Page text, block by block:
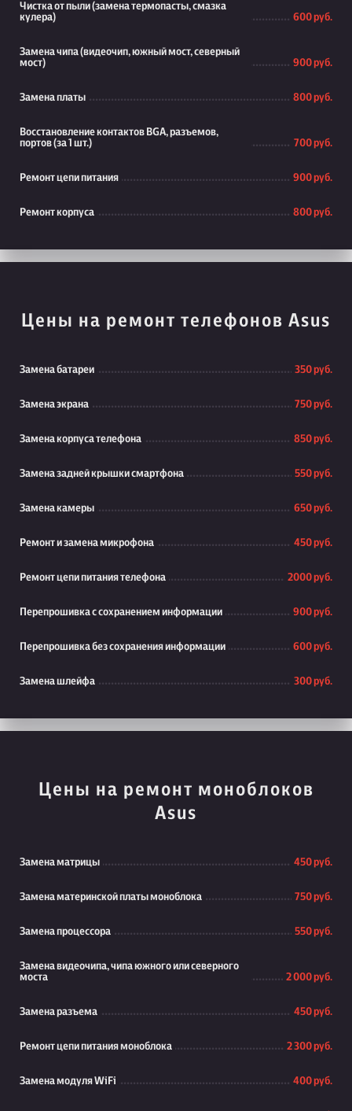
Чистка от пыли (замена термопасты, смазка
кулера)
600 руб.
Замена чипа (видеочип, южный мост, северный
мост)
900 руб.
Замена платы 800 руб.
Восстановление контактов BGA, разъемов,
портов (за 1 шт.)
700 руб.
Ремонт цепи питания 900 руб.
Ремонт корпуса 800 руб.
Цены на ремонт телефонов Asus
Замена батареи 350 руб.
Замена экрана 750 руб.
Замена корпуса телефона 850 руб.
Замена задней крышки смартфона 550 руб.
Замена камеры 650 руб.
Ремонт и замена микрофона 450 руб.
Ремонт цепи питания телефона 2000 руб.
Перепрошивка с сохранением информации 900 руб.
Перепрошивка без сохранения информации 600 руб.
Замена шлейфа 300 руб.
Цены на ремонт моноблоков
Asus
Замена матрицы 450 руб.
Замена материнской платы моноблока 750 руб.
Замена процессора 550 руб.
Замена видеочипа, чипа южного или северного
моста
2 000 руб.
Замена разъема 450 руб.
Ремонт цепи питания моноблока 2 300 руб.
Замена модуля WiFi 400 руб.